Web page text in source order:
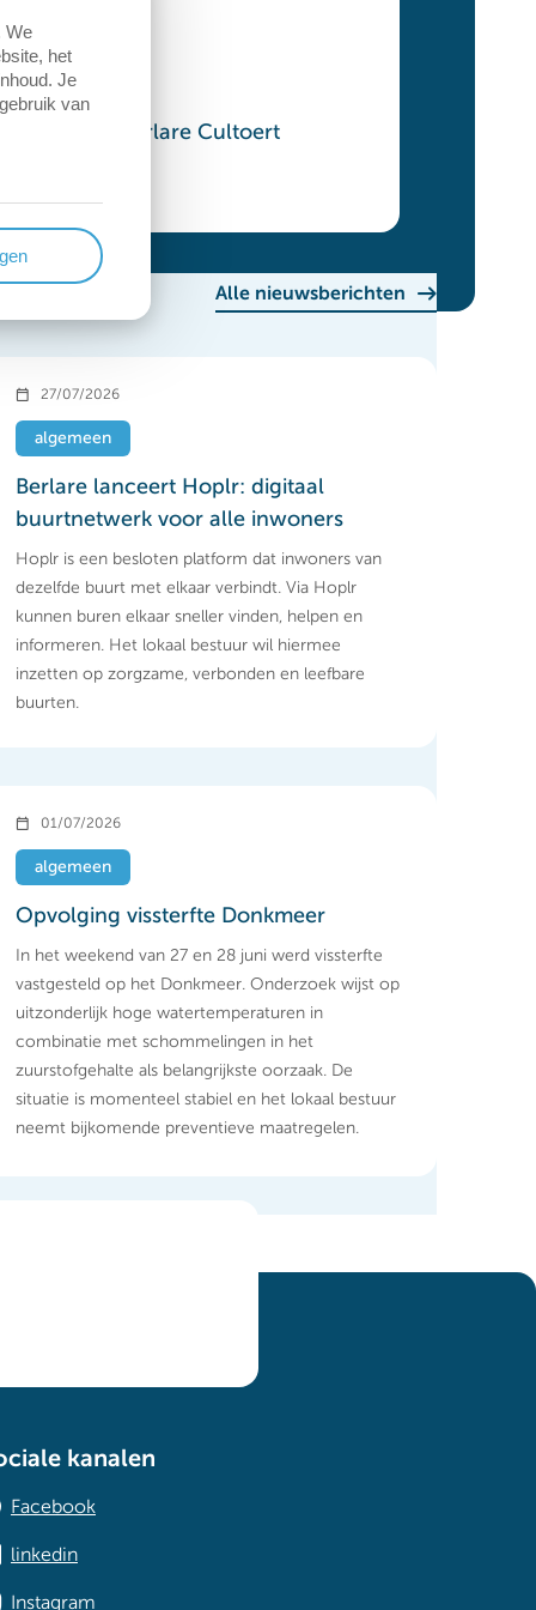
Berlare Cultoert
Alle nieuwsberichten
27/07/2026
algemeen
Berlare lanceert Hoplr: digitaal
buurtnetwerk voor alle inwoners
Hoplr is een besloten platform dat inwoners van
dezelfde buurt met elkaar verbindt. Via Hoplr
kunnen buren elkaar sneller vinden, helpen en
informeren. Het lokaal bestuur wil hiermee
inzetten op zorgzame, verbonden en leefbare
buurten.
01/07/2026
algemeen
Opvolging vissterfte Donkmeer
In het weekend van 27 en 28 juni werd vissterfte
vastgesteld op het Donkmeer. Onderzoek wijst op
uitzonderlijk hoge watertemperaturen in
combinatie met schommelingen in het
zuurstofgehalte als belangrijkste oorzaak. De
situatie is momenteel stabiel en het lokaal bestuur
neemt bijkomende preventieve maatregelen.
kanalen
Facebook
linkedin
Instagram
We
het
Je
van